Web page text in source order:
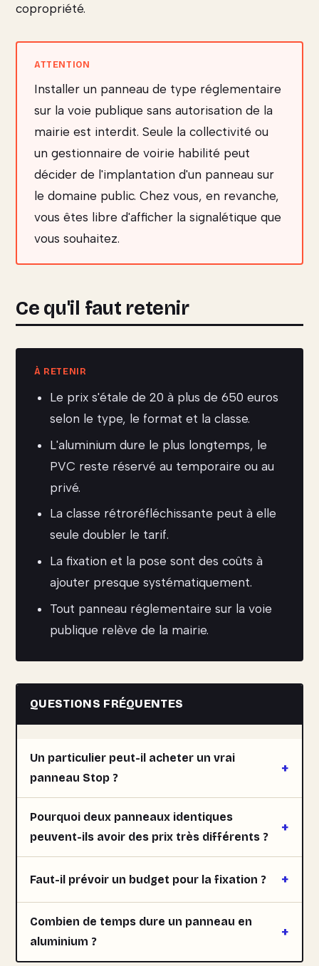
copropriété.
Installer un panneau de type réglementaire
sur la voie publique sans autorisation de la
mairie est interdit. Seule la collectivité ou
un gestionnaire de voirie habilité peut
décider de l'implantation d'un panneau sur
le domaine public. Chez vous, en revanche,
vous êtes libre d'afficher la signalétique que
vous souhaitez.
Ce qu'il faut retenir
Le prix s'étale de 20 à plus de 650 euros
selon le type, le format et la classe.
L'aluminium dure le plus longtemps, le
PVC reste réservé au temporaire ou au
privé.
La classe rétroréfléchissante peut à elle
seule doubler le tarif.
La fixation et la pose sont des coûts à
ajouter presque systématiquement.
Tout panneau réglementaire sur la voie
publique relève de la mairie.
QUESTIONS FRÉQUENTES
Un particulier peut-il acheter un vrai
panneau Stop ?
Pourquoi deux panneaux identiques
peuvent-ils avoir des prix très différents ?
Faut-il prévoir un budget pour la fixation ?
Combien de temps dure un panneau en
aluminium ?